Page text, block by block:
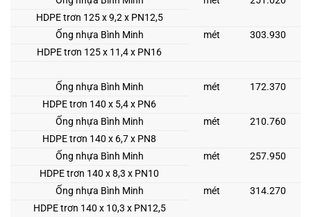
HDPE trơn 125 x 9,2 x PN12,5
Ống nhựa Bình Minh
mét
303.930
HDPE trơn 125 x 11,4 x PN16
Ống nhựa Bình Minh mét
172.370
HDPE trơn 140 x 5,4 x PN6
Ống nhựa Bình Minh
mét
210.760
HDPE trơn 140 x 6,7 x PN8
Ống nhựa Bình Minh
mét
257.950
HDPE trơn 140 x 8,3 x PN10
Ống nhựa Bình Minh
mét
314.270
HDPE trơn 140 x 10,3 x PN12,5